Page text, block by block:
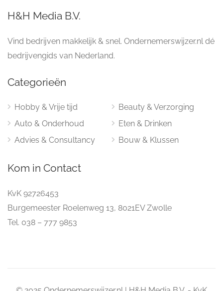
H&H Media B.V.
Vind bedrijven makkelijk & snel. Ondernemerswijzer.nl dé
bedrijvengids van Nederland.
Categorieën
Hobby & Vrije tijd
Auto & Onderhoud
Advies & Consultancy
Beauty & Verzorging
Eten & Drinken
Bouw & Klussen
Kom in Contact
KvK 92726453
Burgemeester Roelenweg 13, 8021EV Zwolle
Tel. 038 – 777 9853